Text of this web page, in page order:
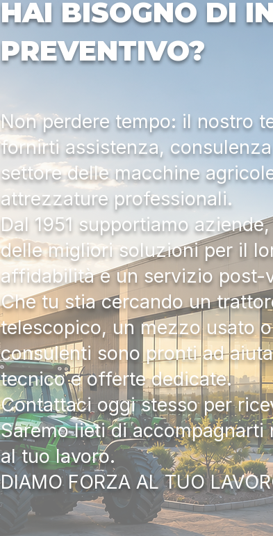
HAI BISOGNO DI
PREVENTIVO?
Non perdere tempo: il nostro
fornirti assistenza,
settore delle macchine
attrezzature professionali.
Dal 1951 supportiamo
delle migliori soluzioni per il
affidabilità e un servizio post-
Che tu stia cercando un
telescopico, un mezzo usato
consulenti sono pronti ad
tecnico e offerte dedicate.
Contattaci oggi stesso per
Saremo lieti di
al tuo lavoro.
DIAMO FORZA AL TUO